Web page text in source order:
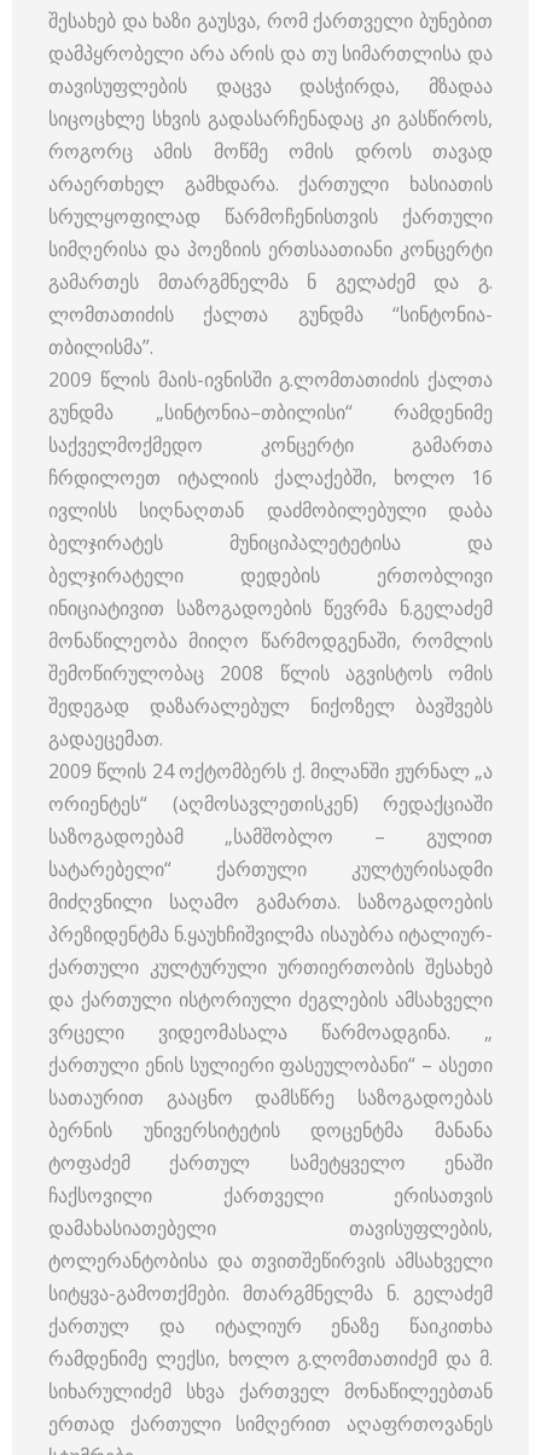
შესახებ და ხაზი გაუსვა, რომ ქართველი ბუნებით
დამპყრობელი არა არის და თუ სიმართლისა და
თავისუფლების დაცვა დასჭირდა, მზადაა
სიცოცხლე სხვის გადასარჩენადაც კი გასწიროს,
როგორც ამის მოწმე ომის დროს თავად
არაერთხელ გამხდარა. ქართული ხასიათის
სრულყოფილად წარმოჩენისთვის ქართული
სიმღერისა და პოეზიის ერთსაათიანი კონცერტი
გამართეს მთარგმნელმა ნ გელაძემ და გ.
ლომთათიძის ქალთა გუნდმა “სინტონია-
თბილისმა”.
2009 წლის მაის-ივნისში გ.ლომთათიძის ქალთა
გუნდმა „სინტონია–თბილისი“ რამდენიმე
საქველმოქმედო კონცერტი გამართა
ჩრდილოეთ იტალიის ქალაქებში, ხოლო 16
ივლისს სიღნაღთან დაძმობილებული დაბა
ბელჯირატეს მუნიციპალეტეტისა და
ბელჯირატელი დედების ერთობლივი
ინიციატივით საზოგადოების წევრმა ნ.გელაძემ
მონაწილეობა მიიღო წარმოდგენაში, რომლის
შემოწირულობაც 2008 წლის აგვისტოს ომის
შედეგად დაზარალებულ ნიქოზელ ბავშვებს
გადაეცემათ.
2009 წლის 24 ოქტომბერს ქ. მილანში ჟურნალ „ა
ორიენტეს“ (აღმოსავლეთისკენ) რედაქციაში
საზოგადოებამ „სამშობლო – გულით
სატარებელი“ ქართული კულტურისადმი
მიძღვნილი საღამო გამართა. საზოგადოების
პრეზიდენტმა ნ.ყაუხჩიშვილმა ისაუბრა იტალიურ-
ქართული კულტურული ურთიერთობის შესახებ
და ქართული ისტორიული ძეგლების ამსახველი
ვრცელი ვიდეომასალა წარმოადგინა. „
ქართული ენის სულიერი ფასეულობანი“ – ასეთი
სათაურით გააცნო დამსწრე საზოგადოებას
ბერნის უნივერსიტეტის დოცენტმა მანანა
ტოფაძემ ქართულ სამეტყველო ენაში
ჩაქსოვილი ქართველი ერისათვის
დამახასიათებელი თავისუფლების,
ტოლერანტობისა და თვითშეწირვის ამსახველი
სიტყვა-გამოთქმები. მთარგმნელმა ნ. გელაძემ
ქართულ და იტალიურ ენაზე წაიკითხა
რამდენიმე ლექსი, ხოლო გ.ლომთათიძემ და მ.
სიხარულიძემ სხვა ქართველ მონაწილეებთან
ერთად ქართული სიმღერით აღაფრთოვანეს